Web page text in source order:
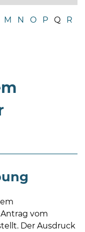
M N O P Q
R
vom
Der Ausdruck